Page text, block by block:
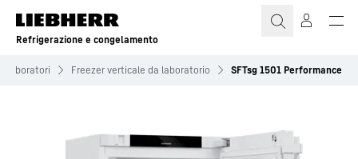
Refrigerazione e congelamento
laboratori Freezer verticale da laboratorio SFTsg 1501 Performance